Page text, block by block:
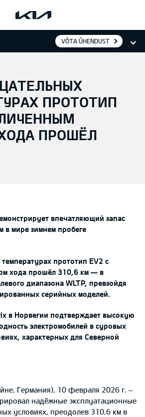
VÕTA ÜHENDUST
ПРОТОТИП
ПРОШЁЛ
впечатляющий запас
в мире зимнем пробеге
прототип EV2 с
хода прошёл 310,6 км — в
диапазона WLTP, превзойдя
серийных моделей.
в Норвегии подтверждает высокую
электромобилей в суровых
характерных для Северной
Германия), 10 февраля 2026 г. –
надёжные эксплуатационные
условиях, преодолев 310,6 км в